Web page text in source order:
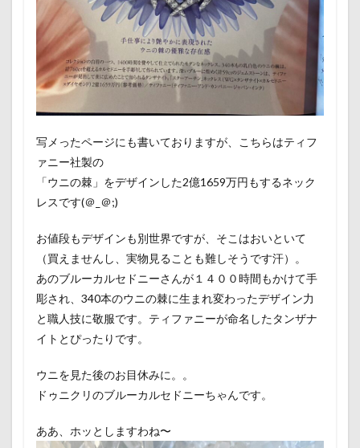
写メったページにも書いておりますが、こちらはティフ
ァニー社製の
「ウニの棘」をデザインした2億1659万円もするネック
レスです(＠_＠;)
お値段もデザインも別世界ですが、そこはおいといて
（買えませんし、実物見ることも難しそうです汗）。
あのブルーカルセドニーさんが１４００時間もかけて手
彫され、340本のウニの棘に生まれ変わったデザイン力
と職人技に敬服です。ティファニーが命名したタンザナ
イトとぴったりです。
ウニを見た後のお目休みに。。
ドゥニクリのブルーカルセドニーちゃんです。
ああ、ホッとしますわね〜